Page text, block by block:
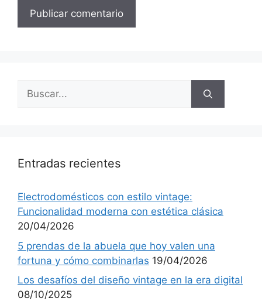
Buscar:
Entradas recientes
Electrodomésticos con estilo vintage:
Funcionalidad moderna con estética clásica
20/04/2026
5 prendas de la abuela que hoy valen una
fortuna y cómo combinarlas 19/04/2026
Los desafíos del diseño vintage en la era digital
08/10/2025